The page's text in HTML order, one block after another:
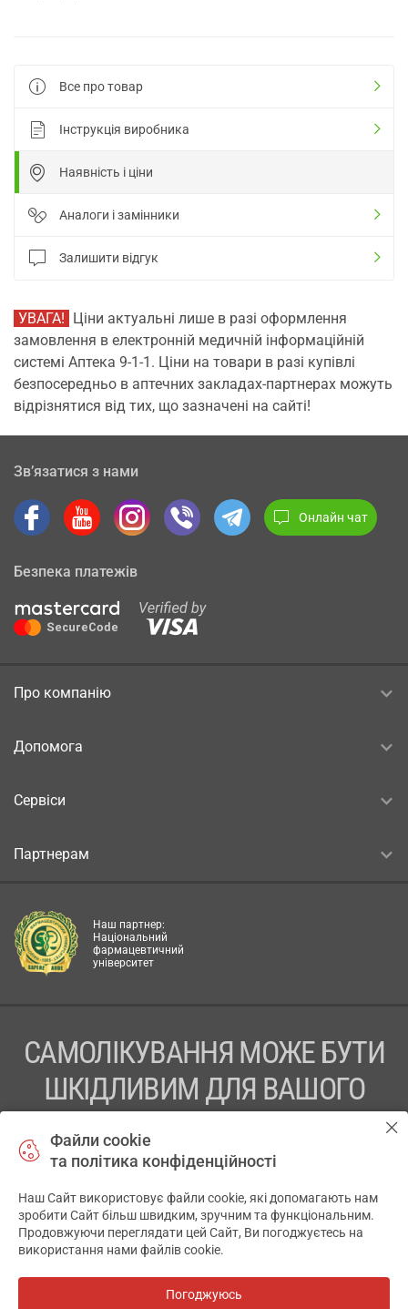
Все про товар
Інструкція виробника
Наявність і ціни
Аналоги і замінники
Залишити відгук
УВАГА! Ціни актуальні лише в разі оформлення
замовлення в електронній медичній інформаційній
системі Аптека 9-1-1. Ціни на товари в разі купівлі
безпосередньо в аптечних закладах-партнерах можуть
відрізнятися від тих, що зазначені на сайті!
Зв’язатися з нами
Онлайн чат
Безпека платежів
Про компанію
Допомога
Сервіси
Партнерам
Наш партнер:
Національний
фармацевтичний
університет
САМОЛІКУВАННЯ МОЖЕ БУТИ
ШКІДЛИВИМ ДЛЯ ВАШОГО
ПЕРЕД ЗАСТОСУВАННЯМ ПРЕПАРАТУ ПРОКОНСУЛЬТУЙТЕСЬ
ТОВ «АПТЕКА 911.ЮА» Код ЄДРПОУ 43631965.
Відмова від відповідальності
© 2014-2026. Медична інформаційна система АПТЕКА911.ЮА
Файли cookie
та політика конфіденційності
Наш Сайт використовує файли cookie, які допомагають нам
зробити Сайт більш швидким, зручним та функціональним.
Продовжуючи переглядати цей Сайт, Ви погоджуєтесь на
використання нами файлів cookie.
Погоджуюсь
✕